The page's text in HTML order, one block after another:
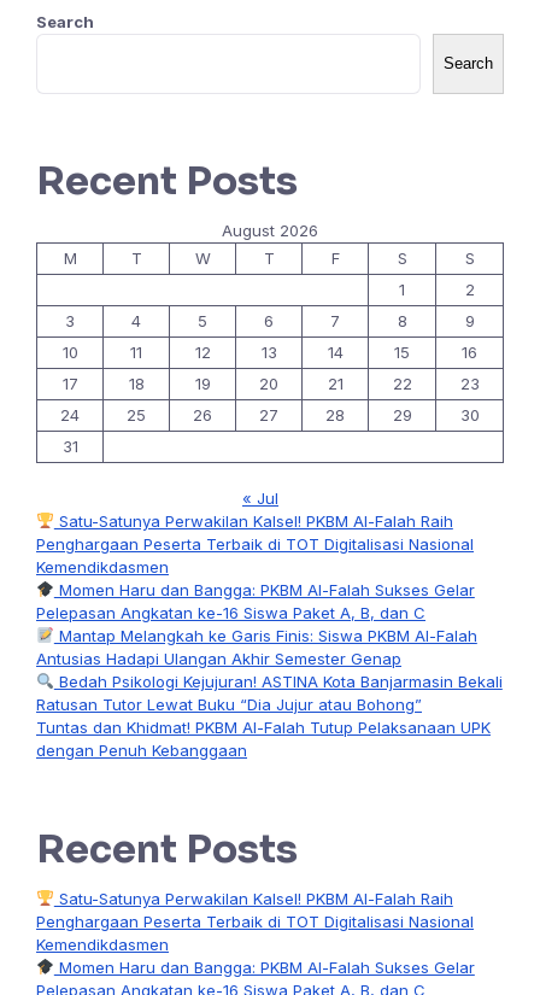
Search
Search
Recent Posts
August 2026
M
T W T F S
S
1
2
3
4 5 6 7 8
9
10
11 12 13 14 15
16
17
18 19 20 21 22
23
24
25 26 27 28 29
30
31
« Jul
Satu-Satunya Perwakilan Kalsel! PKBM Al-Falah Raih
Penghargaan Peserta Terbaik di TOT Digitalisasi Nasional
Kemendikdasmen
Momen Haru dan Bangga: PKBM Al-Falah Sukses Gelar
Pelepasan Angkatan ke-16 Siswa Paket A, B, dan C
Mantap Melangkah ke Garis Finis: Siswa PKBM Al-Falah
Antusias Hadapi Ulangan Akhir Semester Genap
Bedah Psikologi Kejujuran! ASTINA Kota Banjarmasin Bekali
Ratusan Tutor Lewat Buku “Dia Jujur atau Bohong”
Tuntas dan Khidmat! PKBM Al-Falah Tutup Pelaksanaan UPK
dengan Penuh Kebanggaan
Recent Posts
Satu-Satunya Perwakilan Kalsel! PKBM Al-Falah Raih
Penghargaan Peserta Terbaik di TOT Digitalisasi Nasional
Kemendikdasmen
Momen Haru dan Bangga: PKBM Al-Falah Sukses Gelar
Pelepasan Angkatan ke-16 Siswa Paket A, B, dan C